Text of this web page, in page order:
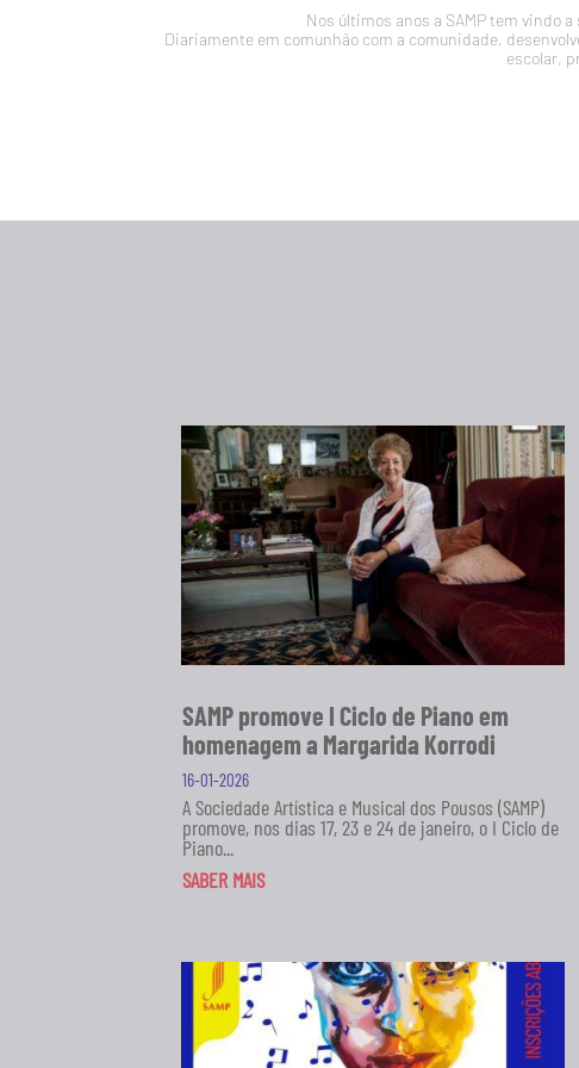
Nos últimos anos a SAMP tem vindo
Diariamente em comunhão com a comunidade,
escolar,
SAMP promove I Ciclo de Piano em
homenagem a Margarida Korrodi
16-01-2026
A Sociedade Artística e Musical dos Pousos (SAMP)
promove, nos dias 17, 23 e 24 de janeiro, o I Ciclo de
Piano...
SABER MAIS